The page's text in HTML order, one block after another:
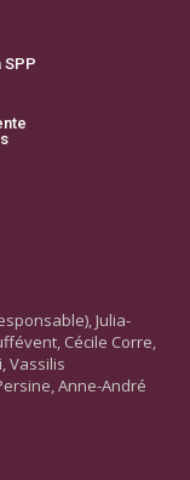
Julia-
Cécile Corre,
Vassilis
Anne-André